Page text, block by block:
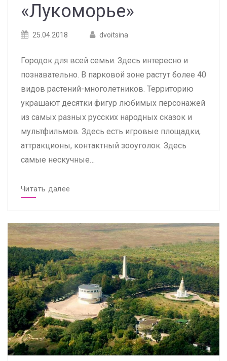
«Лукоморье»
Posted25.04.2018
Posteddvoitsina
Городок для всей семьи. Здесь интересно и
познавательно. В парковой зоне растут более 40
видов растений-многолетников. Территорию
украшают десятки фигур любимых персонажей
из самых разных русских народных сказок и
мультфильмов. Здесь есть игровые площадки,
аттракционы, контактный зооуголок. Здесь
самые нескучные…
Читать далее